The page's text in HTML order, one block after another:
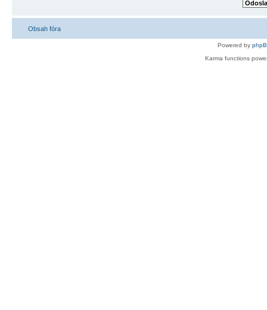
Obsah fóra
Powered by
Karma functions